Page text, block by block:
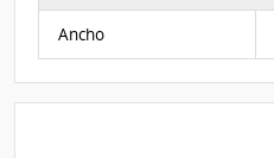
Ancho